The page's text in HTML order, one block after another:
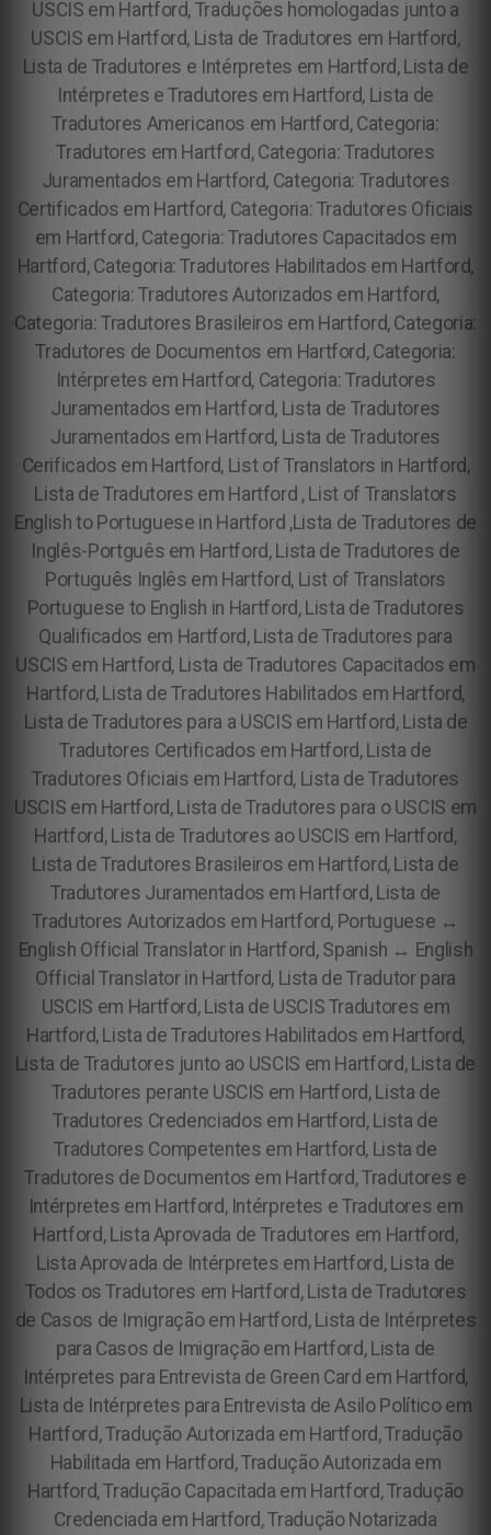
USCIS em Hartford, Traduções homologadas junto a
USCIS em Hartford, Lista de Tradutores em Hartford,
Lista de Tradutores e Intérpretes em Hartford, Lista de
Intérpretes e Tradutores em Hartford, Lista de
Tradutores Americanos em Hartford, Categoria:
Tradutores em Hartford, Categoria: Tradutores
Juramentados em Hartford, Categoria: Tradutores
Certificados em Hartford, Categoria: Tradutores Oficiais
em Hartford, Categoria: Tradutores Capacitados em
Hartford, Categoria: Tradutores Habilitados em Hartford,
Categoria: Tradutores Autorizados em Hartford,
Categoria: Tradutores Brasileiros em Hartford, Categoria:
Tradutores de Documentos em Hartford, Categoria:
Intérpretes em Hartford, Categoria: Tradutores
Juramentados em Hartford, Lista de Tradutores
Juramentados em Hartford, Lista de Tradutores
Cerificados em Hartford, List of Translators in Hartford,
Lista de Tradutores em Hartford , List of Translators
English to Portuguese in Hartford ,Lista de Tradutores de
Inglês-Portguês em Hartford, Lista de Tradutores de
Português Inglês em Hartford, List of Translators
Portuguese to English in Hartford, Lista de Tradutores
Qualificados em Hartford, Lista de Tradutores para
USCIS em Hartford, Lista de Tradutores Capacitados em
Hartford, Lista de Tradutores Habilitados em Hartford,
Lista de Tradutores para a USCIS em Hartford, Lista de
Tradutores Certificados em Hartford, Lista de
Tradutores Oficiais em Hartford, Lista de Tradutores
USCIS em Hartford, Lista de Tradutores para o USCIS em
Hartford, Lista de Tradutores ao USCIS em Hartford,
Lista de Tradutores Brasileiros em Hartford, Lista de
Tradutores Juramentados em Hartford, Lista de
Tradutores Autorizados em Hartford, Portuguese ↔
English Official Translator in Hartford, Spanish ↔ English
Official Translator in Hartford, Lista de Tradutor para
USCIS em Hartford, Lista de USCIS Tradutores em
Hartford, Lista de Tradutores Habilitados em Hartford,
Lista de Tradutores junto ao USCIS em Hartford, Lista de
Tradutores perante USCIS em Hartford, Lista de
Tradutores Credenciados em Hartford, Lista de
Tradutores Competentes em Hartford, Lista de
Tradutores de Documentos em Hartford, Tradutores e
Intérpretes em Hartford, Intérpretes e Tradutores em
Hartford, Lista Aprovada de Tradutores em Hartford,
Lista Aprovada de Intérpretes em Hartford, Lista de
Todos os Tradutores em Hartford, Lista de Tradutores
de Casos de Imigração em Hartford, Lista de Intérpretes
para Casos de Imigração em Hartford, Lista de
Intérpretes para Entrevista de Green Card em Hartford,
Lista de Intérpretes para Entrevista de Asilo Político em
Hartford,Tradução Autorizada em Hartford, Tradução
Habilitada em Hartford, Tradução Autorizada em
Hartford, Tradução Capacitada em Hartford, Tradução
Credenciada em Hartford, Tradução Notarizada